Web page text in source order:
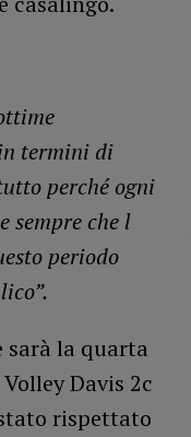
termini di
perché ogni
sempre che l
periodo
sarà la quarta
Davis 2c
rispettato